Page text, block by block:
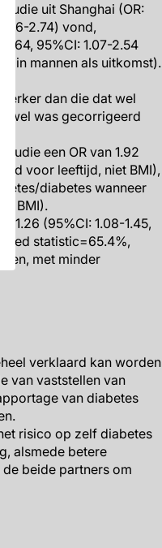
uit Shanghai (OR:
2.74) vond,
95%CI: 1.07-2.54
in mannen als uitkomst).
dan die dat wel
wel was gecorrigeerd
een OR van 1.92
voor leeftijd, niet BMI),
diabetes wanneer
BMI).
1.26 (95%CI: 1.08-1.45,
statistic=65.4%,
met minder
verklaard kan worden
van vaststellen van
van diabetes
risico op zelf diabetes
alsmede betere
beide partners om